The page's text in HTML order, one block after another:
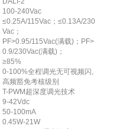
100-240Vac
≤0.25A/115Vac；≤0.13A/230
Vac；
PF>0.95/115Vac(满载)；PF>
0.9/230Vac(满载)；
≥85%
0-100%全程调光无可视频闪,
高频豁免考核级别
T-PWM超深度调光技术
9-42Vdc
50-100mA
0.45W-21W